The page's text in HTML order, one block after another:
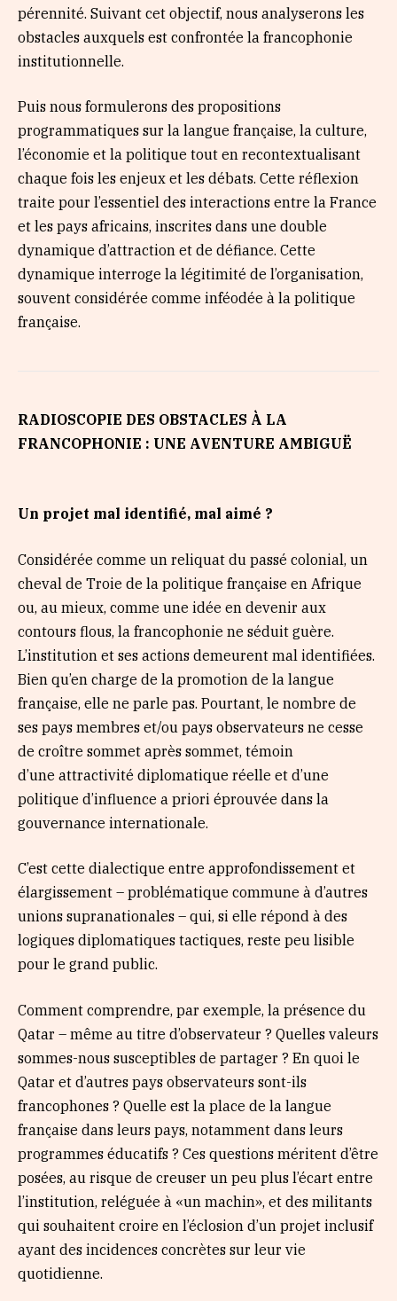
pérennité. Suivant cet objectif, nous analyserons les
obstacles auxquels est confrontée la francophonie
institutionnelle.
Puis nous formulerons des propositions
programmatiques sur la langue française, la culture,
l’économie et la politique tout en recontextualisant
chaque fois les enjeux et les débats. Cette réflexion
traite pour l’essentiel des interactions entre la France
et les pays africains, inscrites dans une double
dynamique d’attraction et de défiance. Cette
dynamique interroge la légitimité de l’organisation,
souvent considérée comme inféodée à la politique
française.
RADIOSCOPIE DES OBSTACLES À LA
FRANCOPHONIE : UNE AVENTURE AMBIGUË
Un projet mal identifié, mal aimé ?
Considérée comme un reliquat du passé colonial, un
cheval de Troie de la politique française en Afrique
ou, au mieux, comme une idée en devenir aux
contours flous, la francophonie ne séduit guère.
L’institution et ses actions demeurent mal identifiées.
Bien qu’en charge de la promotion de la langue
française, elle ne parle pas. Pourtant, le nombre de
ses pays membres et/ou pays observateurs ne cesse
de croître sommet après sommet, témoin
d’une attractivité diplomatique réelle et d’une
politique d’influence a priori éprouvée dans la
gouvernance internationale.
C’est cette dialectique entre approfondissement et
élargissement – problématique commune à d’autres
unions supranationales – qui, si elle répond à des
logiques diplomatiques tactiques, reste peu lisible
pour le grand public.
Comment comprendre, par exemple, la présence du
Qatar – même au titre d’observateur ? Quelles valeurs
sommes-nous susceptibles de partager ? En quoi le
Qatar et d’autres pays observateurs sont-ils
francophones ? Quelle est la place de la langue
française dans leurs pays, notamment dans leurs
programmes éducatifs ? Ces questions méritent d’être
posées, au risque de creuser un peu plus l’écart entre
l’institution, reléguée à «un machin», et des militants
qui souhaitent croire en l’éclosion d’un projet inclusif
ayant des incidences concrètes sur leur vie
quotidienne.